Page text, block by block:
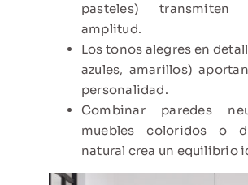
pasteles)
amplitud.
Los tonos alegres en
azules, amarillos)
personalidad.
Combinar paredes
muebles coloridos o
natural crea un equilibrio